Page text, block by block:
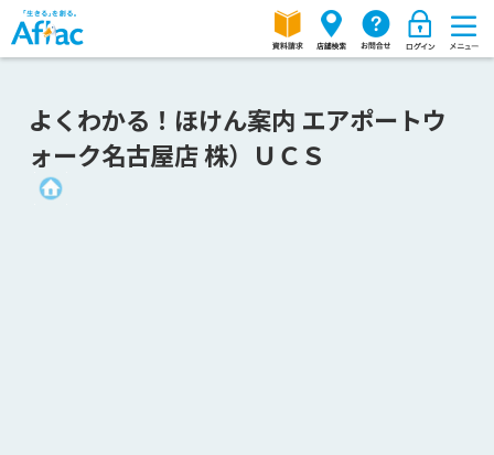
よくわかる！ほけん案内 エアポートウ
ォーク名古屋店 株）ＵＣＳ